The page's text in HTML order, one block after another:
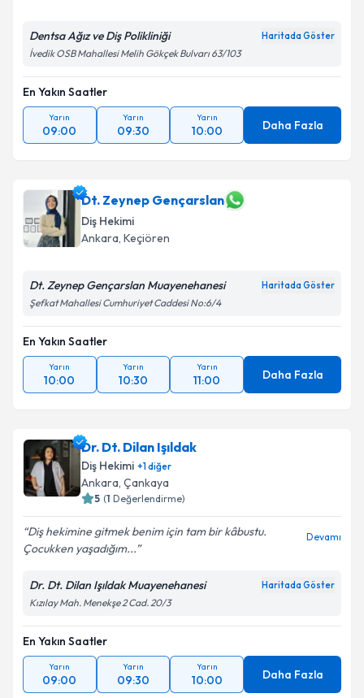
Dentsa Ağız ve Diş Polikliniği Haritada Göster
İvedik OSB Mahallesi Melih Gökçek Bulvarı 63/103
En Yakın Saatler
Yarın
09:00
Yarın
09:30
Yarın
10:00 Daha Fazla
Dt. Zeynep Gençarslan
Diş Hekimi
Ankara, Keçiören
Dt. Zeynep Gençarslan Muayenehanesi Haritada Göster
Şefkat Mahallesi Cumhuriyet Caddesi No:6/4
En Yakın Saatler
Yarın
10:00
Yarın
10:30
Yarın
11:00 Daha Fazla
Dr. Dt. Dilan Işıldak
Diş Hekimi +1diğer
Ankara, Çankaya
5 (1 Değerlendirme)
Diş hekimine gitmek benim için tam bir kâbustu.
Çocukken yaşadığım...
Devamı
Dr. Dt. Dilan Işıldak Muayenehanesi Haritada Göster
Kızılay Mah. Menekşe 2 Cad. 20/3
En Yakın Saatler
Yarın
09:00
Yarın
09:30
Yarın
10:00 Daha Fazla